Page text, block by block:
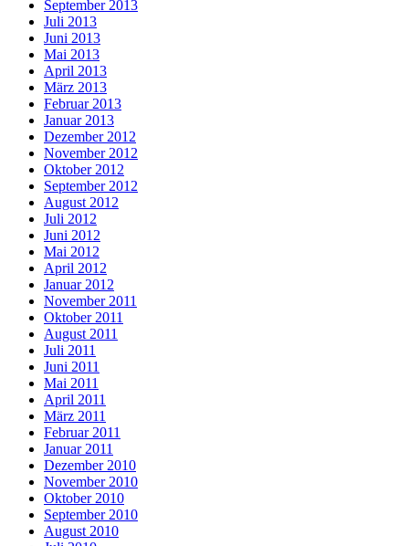
September 2013
Juli 2013
Juni 2013
Mai 2013
April 2013
März 2013
Februar 2013
Januar 2013
Dezember 2012
November 2012
Oktober 2012
September 2012
August 2012
Juli 2012
Juni 2012
Mai 2012
April 2012
Januar 2012
November 2011
Oktober 2011
August 2011
Juli 2011
Juni 2011
Mai 2011
April 2011
März 2011
Februar 2011
Januar 2011
Dezember 2010
November 2010
Oktober 2010
September 2010
August 2010